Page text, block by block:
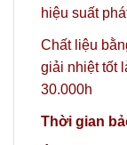
hiệu suất
Chất liệu
giải nhiệt tốt
30.000h
Thời gian